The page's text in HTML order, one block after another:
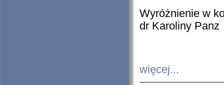
Wyróżnienie w
dr Karoliny Panz
więcej...